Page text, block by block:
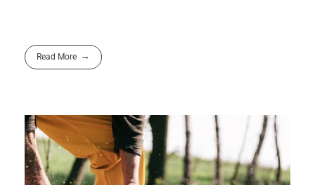
Read More